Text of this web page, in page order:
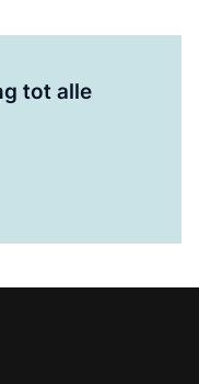
tot alle